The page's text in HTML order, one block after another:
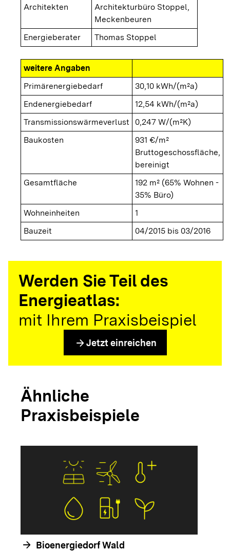
Architekten
Architekturbüro Stoppel,
Meckenbeuren
Energieberater
Thomas Stoppel
weitere Angaben
Primärenergiebedarf
30,10 kWh/(m²a)
Endenergiebedarf
12,54 kWh/(m²a)
Transmissionswärmeverlust
0,247 W/(m²K)
Baukosten
931 €/m²
Bruttogeschossfläche,
bereinigt
Gesamtfläche
192 m² (65% Wohnen -
35% Büro)
Wohneinheiten
1
Bauzeit
04/2015 bis 03/2016
Werden Sie Teil des
Energieatlas:
mit Ihrem Praxisbeispiel
arrow_forward Jetzt einreichen
Ähnliche
Praxisbeispiele
arrow_forward Bioenergiedorf Wald